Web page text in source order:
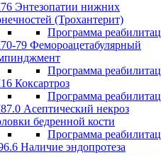
Энтезопатии нижних
(Трохантерит)
Программа
79 Фемороацетабулярный
Программа
Коксартроз
Программа
Асептический некроз
бедренной кости
Программа
Наличие эндопротеза